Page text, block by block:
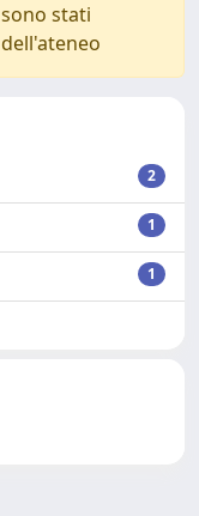
stati
2
1
1